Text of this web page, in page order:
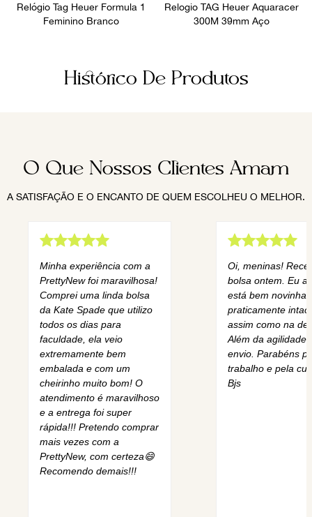
Relógio Tag Heuer Formula 1
Feminino Branco
Relogio TAG Heuer Aquaracer
300M 39mm Aço
Histórico De Produtos
O Que Nossos Clientes Amam
A SATISFAÇÃO E O ENCANTO DE QUEM ESCOLHEU O MELHOR.
Minha experiência com a
PrettyNew foi maravilhosa!
Comprei uma linda bolsa
da Kate Spade que utilizo
todos os dias para
faculdade, ela veio
extremamente bem
embalada e com um
cheirinho muito bom! O
atendimento é maravilhoso
e a entrega foi super
rápida!!! Pretendo comprar
mais vezes com a
PrettyNew, com certeza😄
Recomendo demais!!!
Oi, meninas!
bolsa ontem. Eu
está bem novinha,
praticamente
assim como na
Além da agilidade
envio. Parabéns
trabalho e pela
Bjs